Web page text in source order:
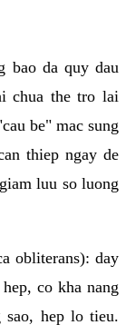
bao da quy dau
chua the tro lai
be" mac sung
thiep ngay de
luu so luong
obliterans): day
co kha nang
sao, hep lo tieu.